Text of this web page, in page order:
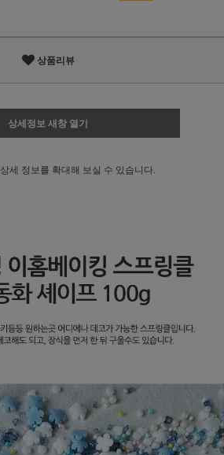
상품리뷰
상세정보 새창 열기
상세 정보를 확대해 보실 수 있습니다.